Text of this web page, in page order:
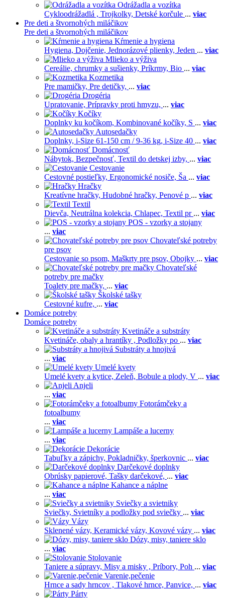
Odrážadla a vozítka
Cykloodrážadlá , Trojkolky, Detské korčule ... viac
Pre deti a štvornohých miláčikov
Pre deti a štvornohých miláčikov
Kŕmenie a hygiena
Hygiena, Dojčenie, Jednorázové plienky, Jeden ... viac
Mlieko a výživa
Cereálie, chrumky a sušienky, Príkrmy, Bio ... viac
Kozmetika
Pre mamičky, Pre detičky, ... viac
Drogéria
Upratovanie, Prípravky proti hmyzu, ... viac
Kočíky
Doplnky ku kočíkom, Kombinované kočíky, S ... viac
Autosedačky
Doplnky, i-Size 61-150 cm / 9-36 kg, i-Size 40 ... viac
Domácnosť
Nábytok, Bezpečnosť, Textil do detskej izby, ... viac
Cestovanie
Cestovné postieľky, Ergonomické nosiče, Ša ... viac
Hračky
Kreatívne hračky, Hudobné hračky, Penové p ... viac
Textil
Dievča, Neutrálna kolekcia, Chlapec, Textil pr ... viac
POS - vzorky a stojany
... viac
Chovateľské potreby
pre psov
Cestovanie so psom, Maškrty pre psov, Obojky ... viac
Chovateľské
potreby pre mačky
Toalety pre mačky, ... viac
Školské tašky
Cestovné kufre, ... viac
Domáce potreby
Domáce potreby
Kvetináče a substráty
Kvetináče, obaly a hrantíky , Podložky po ... viac
Substráty a hnojivá
... viac
Umelé kvety
Umelé kvety a kytice, Zeleň, Bobule a plody, V ... viac
Anjeli
... viac
Fotorámčeky a
fotoalbumy
... viac
Lampáše a lucerny
... viac
Dekorácie
Tabuľky a zápichy, Pokladničky, šperkovnic ... viac
Darčekové doplnky
Obrúsky papierové, Tašky darčekové, ... viac
Kahance a náplne
... viac
Sviečky a svietniky
Sviečky, Svietníky a podložky pod sviečky ... viac
Vázy
Sklenené vázy, Keramické vázy, Kovové vázy ... viac
Dózy, misy, taniere sklo
... viac
Stolovanie
Taniere a súpravy, Misy a misky , Príbory, Poh ... viac
Varenie,pečenie
Hrnce a sady hrncov , Tlakové hrnce, Panvice, ... viac
Párty